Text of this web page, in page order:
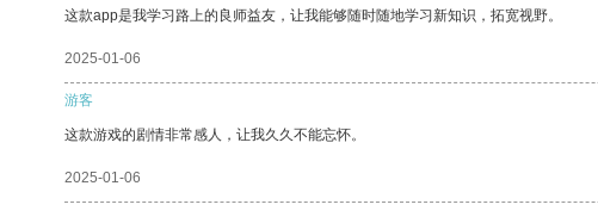
这款app是我学习路上的良师益友，让我能够随时随地学习新知识，拓宽视野。
2025-01-06
游客
这款游戏的剧情非常感人，让我久久不能忘怀。
2025-01-06